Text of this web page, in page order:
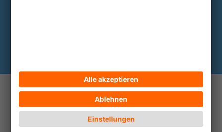
© 2026 ECPAT Deutschland